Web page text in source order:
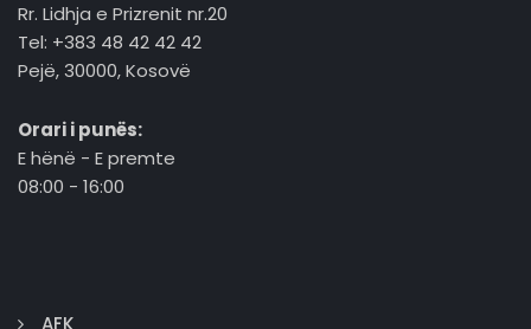
Rr. Lidhja e Prizrenit nr.20
Tel: +383 48 42 42 42
Pejë, 30000, Kosovë
Orari i punës:
E hënë - E premte
08:00 - 16:00
AFK